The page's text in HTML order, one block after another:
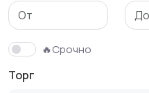
🔥Срочно
Торг